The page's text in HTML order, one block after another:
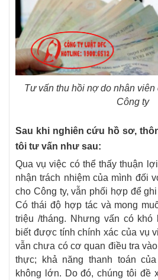
Tư vấn thu hồi nợ do nhân viên
Công ty
Sau khi nghiên cứu hồ sơ,
tôi tư vấn như sau:
Qua vụ việc có thể thấy thuận
nhận trách nhiệm của mình đối
cho Công ty, vẫn phối hợp để
Có thái độ hợp tác và mong
triệu /tháng. Nhưng vấn có
biết được tính chính xác của vụ
vẫn chưa có cơ quan điều tra
thực; khả năng thanh toán
không lớn. Do đó, chúng tôi đề